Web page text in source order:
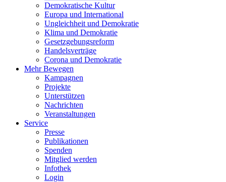
Demokratische Kultur
Europa und International
Ungleichheit und Demokratie
Klima und Demokratie
Gesetzgebungsreform
Handelsverträge
Corona und Demokratie
Mehr Bewegen
Kampagnen
Projekte
Unterstützen
Nachrichten
Veranstaltungen
Service
Presse
Publikationen
Spenden
Mitglied werden
Infothek
Login